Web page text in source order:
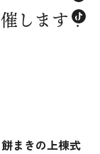
します！
餅まきの上棟式